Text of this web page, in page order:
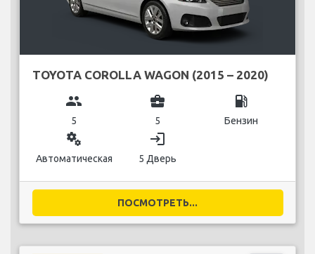
TOYOTA COROLLA WAGON (2015 – 2020)
group
5
business_center
5
local_gas_station
Бензин
miscellaneous_services
Автоматическая
login
5 Дверь
ПОСМОТРЕТЬ...